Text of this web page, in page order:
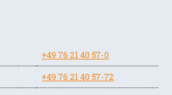
+49 76 21 40 57-0
+49 76 21 40 57-72